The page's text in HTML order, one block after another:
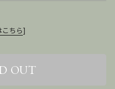
ちら]